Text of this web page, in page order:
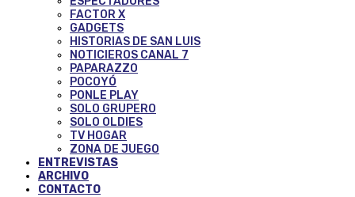
FACTOR X
GADGETS
HISTORIAS DE SAN LUIS
NOTICIEROS CANAL 7
PAPARAZZO
POCOYÓ
PONLE PLAY
SOLO GRUPERO
SOLO OLDIES
TV HOGAR
ZONA DE JUEGO
ENTREVISTAS
ARCHIVO
CONTACTO